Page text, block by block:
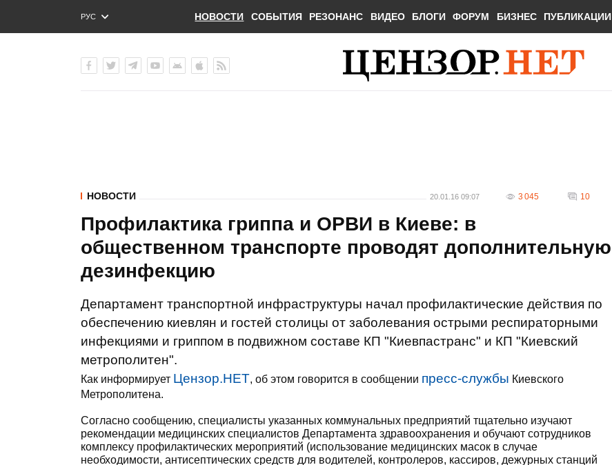
РУС
ENG
НОВОСТИ СОБЫТИЯ РЕЗОНАНС ВИДЕО БЛОГИ ФОРУМ БИЗНЕС ПУБЛИКАЦИИ
НОВОСТИ 20.01.16 09:07 3 045 10
Профилактика гриппа и ОРВИ в Киеве: в
общественном транспорте проводят дополнительную
дезинфекцию
Департамент транспортной инфраструктуры начал профилактические действия по
обеспечению киевлян и гостей столицы от заболевания острыми респираторными
инфекциями и гриппом в подвижном составе КП "Киевпастранс" и КП "Киевский
метрополитен".
Как информирует Цензор.НЕТ, об этом говорится в сообщении пресс-службы Киевского
Метрополитена.
Согласно сообщению, специалисты указанных коммунальных предприятий тщательно изучают
рекомендации медицинских специалистов Департамента здравоохранения и обучают сотрудников
комплексу профилактических мероприятий (использование медицинских масок в случае
необходимости, антисептических средств для водителей, контролеров, кассиров, дежурных станций